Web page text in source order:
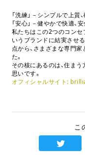
「洗練」－シンプルで上質
「安心」－健やかで快適、
私たちはこの2つのコン
いうブランドに結実させ
点から、さまざまな専門家
た。
その核にあるのは、住まう
思いです。
オフィシャルサイト:
こ